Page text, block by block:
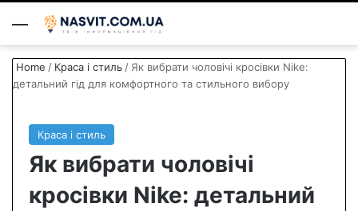
Menu
Home / Краса і стиль / Як вибрати чоловічі кросівки Nike:
детальний гід для комфортного та стильного вибору
Краса і стиль
Як вибрати чоловічі
кросівки Nike: детальний